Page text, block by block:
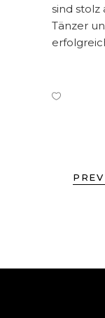
sind stolz
Tänzer